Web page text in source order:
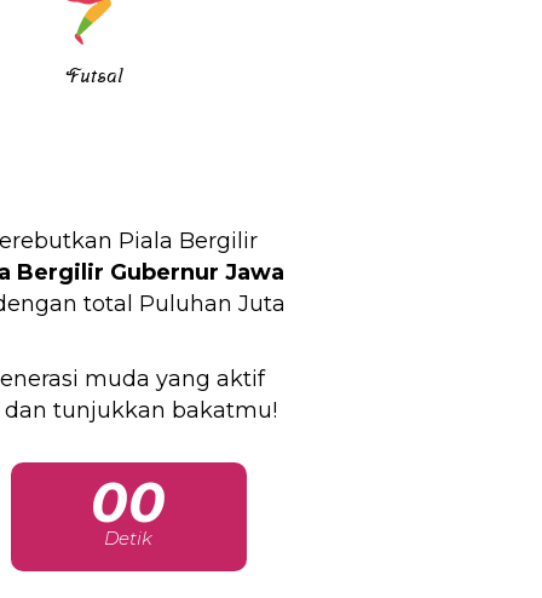
Futsal
Piala Bergilir
Bergilir Gubernur Jawa
total Puluhan Juta
muda yang aktif
tunjukkan bakatmu!
00
Detik